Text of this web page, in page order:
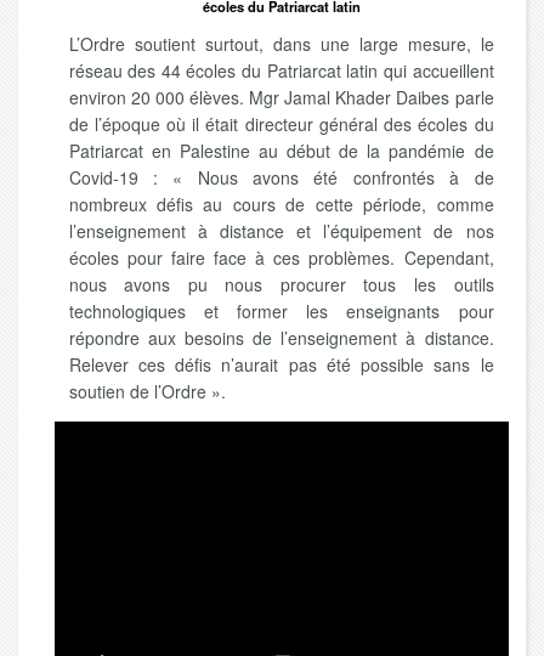
écoles du Patriarcat latin
L’Ordre soutient surtout, dans une large mesure, le
réseau des 44 écoles du Patriarcat latin qui accueillent
environ 20 000 élèves. Mgr Jamal Khader Daibes parle
de l’époque où il était directeur général des écoles du
Patriarcat en Palestine au début de la pandémie de
Covid-19 : « Nous avons été confrontés à de
nombreux défis au cours de cette période, comme
l’enseignement à distance et l’équipement de nos
écoles pour faire face à ces problèmes. Cependant,
nous avons pu nous procurer tous les outils
technologiques et former les enseignants pour
répondre aux besoins de l’enseignement à distance.
Relever ces défis n’aurait pas été possible sans le
soutien de l’Ordre ».